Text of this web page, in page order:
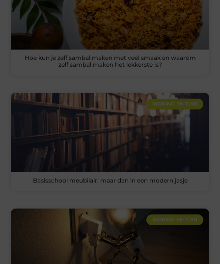
Hoe kun je zelf sambal maken met veel smaak en waarom
zelf sambal maken het lekkerste is?
WONING EN TUIN
Basisschool meubilair, maar dan in een modern jasje
WONING EN TUIN